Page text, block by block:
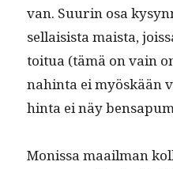
van. Suurin osa
sel­l­ai­sista maista,
toitua (tämä on vain
nahin­ta ei myöskään
hin­ta ei näy
Monis­sa maail­man